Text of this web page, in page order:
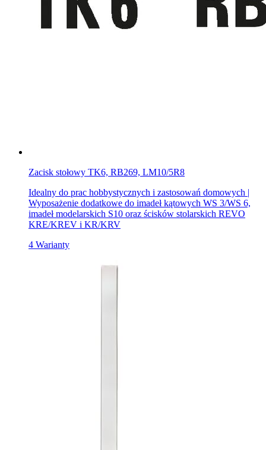
Zacisk stołowy TK6, RB269, LM10/5R8
Idealny do prac hobbystycznych i zastosowań domowych |
Wyposażenie dodatkowe do imadeł kątowych WS 3/WS 6,
imadeł modelarskich S10 oraz ścisków stolarskich REVO
KRE/KREV i KR/KRV
4 Warianty